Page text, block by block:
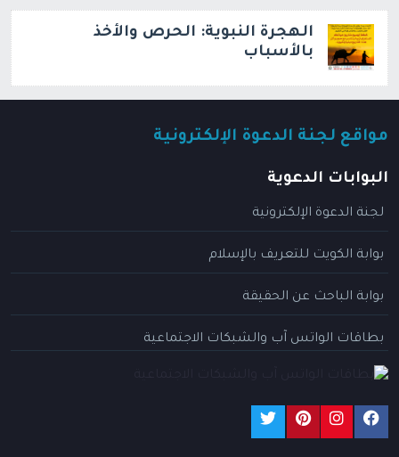
الهجرة النبوية: الحرص والأخذ
بالأسباب
مواقع لجنة الدعوة الإلكترونية
البوابات الدعوية
لجنة الدعوة الإلكترونية
بوابة الكويت للتعريف بالإسلام
بوابة الباحث عن الحقيقة
بطاقات الواتس آب والشبكات الاجتماعية